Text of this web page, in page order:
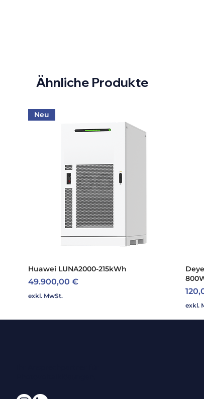
Ähnliche Produkte
Schnellansicht
Neu
Huawei LUNA2000-215kWh
Preis
49.900,00 €
exkl. MwSt.
exkl.